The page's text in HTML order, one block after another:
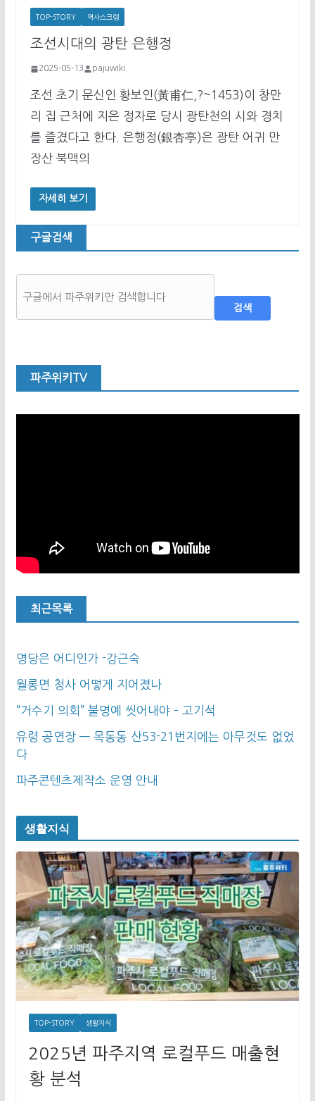
TOP-STORY 역사스크랩
조선시대의 광탄 은행정
2025-05-13 pajuwiki
조선 초기 문신인 황보인(黃甫仁,?~1453)이 창만
리 집 근처에 지은 정자로 당시 광탄천의 시와 경치
를 즐겼다고 한다. 은행정(銀杏亭)은 광탄 어귀 만
장산 북맥의
자세히 보기
구글검색
검색
파주위키TV
최근목록
명당은 어디인가 -강근숙
월롱면 청사 어떻게 지어졌나
“거수기 의회” 불명예 씻어내야 – 고기석
유령 공연장 — 목동동 산53-21번지에는 아무것도 없었
다
파주콘텐츠제작소 운영 안내
생활지식
TOP-STORY 생활지식
2025년 파주지역 로컬푸드 매출현
황 분석